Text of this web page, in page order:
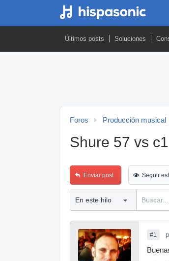
Últimos posts Soluciones
Foros Producción musical
Shure 57 vs
Enviar post Seguir
#1